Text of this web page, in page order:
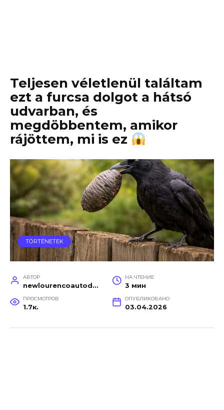
Teljesen véletlenül találtam
ezt a furcsa dolgot a hátsó
udvarban, és
megdöbbentem, amikor
rájöttem, mi is ez
TÖRTÉNETEK
АВТОР
newlourencoautodetail
НА ЧТЕНИЕ
3 мин
ПРОСМОТРОВ
1.7к.
ОПУБЛИКОВАНО
03.04.2026